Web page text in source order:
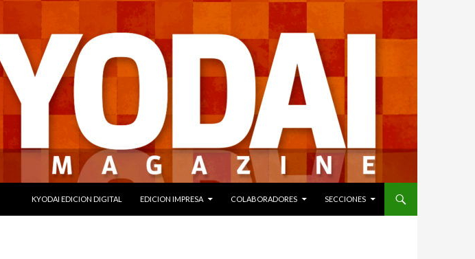
KYODAI EDICION DIGITAL
EDICION IMPRESA COLABORADORES SECCIONES